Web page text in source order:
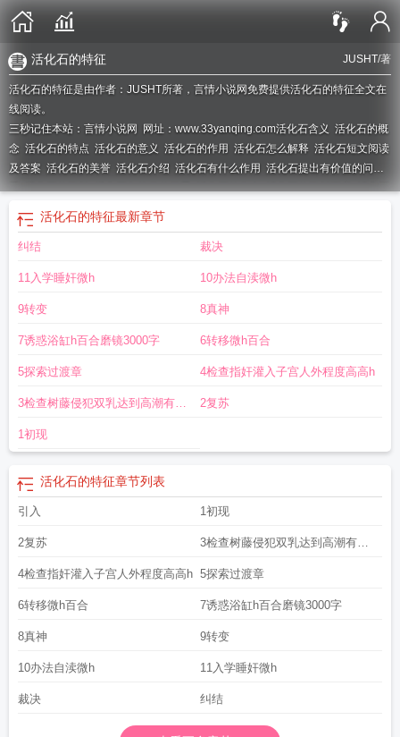
JUSHT/著
活化石的特征
活化石的特征是由作者：JUSHT所著，言情小说网免费提供活化石的特征全文在
线阅读。
三秒记住本站：言情小说网 网址：www.33yanqing.com活化石含义 活化石的概
念 活化石的特点 活化石的意义 活化石的作用 活化石怎么解释 活化石短文阅读
及答案 活化石的美誉 活化石介绍 活化石有什么作用 活化石提出有价值的问
题活化石的资料活化石有价值的问题活化石的作文活化石的资料百度活化石
活化石的必备条件 活化石的来源
知识
文活化石资料 活化石解释活化石阅读理解答案
活化石的特征最新章节
纠结 裁决
11入学睡奸微h 10办法自渎微h
9转变 8真神
7诱惑浴缸h百合磨镜3000字 6转移微h百合
5探索过渡章 4检查指奸灌入子宫人外程度高高h
3检查树藤侵犯双乳达到高潮有微
量精神控
2复苏
1初现
活化石的特征章节列表
引入 1初现
2复苏 3检查树藤侵犯双乳达到高潮有微
量精神控
4检查指奸灌入子宫人外程度高高h 5探索过渡章
6转移微h百合 7诱惑浴缸h百合磨镜3000字
8真神 9转变
10办法自渎微h 11入学睡奸微h
裁决 纠结